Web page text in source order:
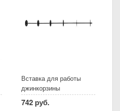
Вставка для работы
джинкорзины
742 руб.